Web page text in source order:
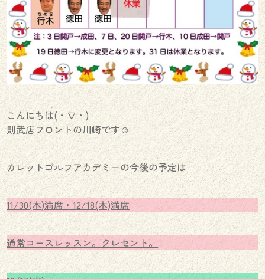
こんにちは(・∇・)
則武店フロントの川崎です☺︎
カレットゴルフアカデミーの今後の予定は
11/30(木)満席・12/18(木)満席
通常コースレッスン。クレセント。